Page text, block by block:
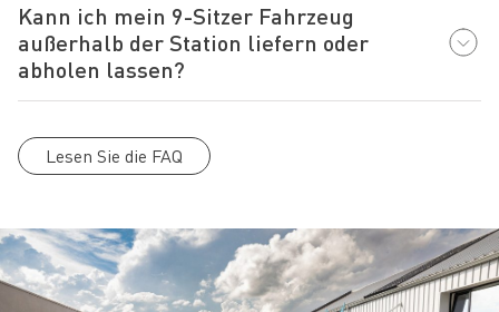
Kann ich mein 9-Sitzer Fahrzeug
außerhalb der Station liefern oder
abholen lassen?
Lesen Sie die FAQ